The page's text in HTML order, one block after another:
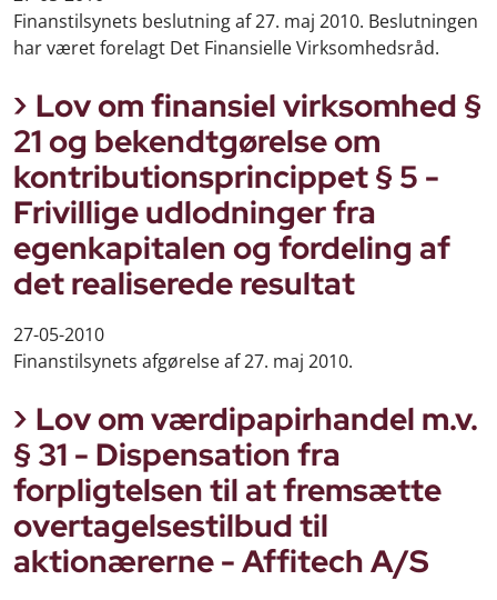
Finanstilsynets beslutning af 27. maj 2010. Beslutningen
har været forelagt Det Finansielle Virksomhedsråd.
Lov om finansiel virksomhed §
21 og bekendtgørelse om
kontributionsprincippet § 5 -
Frivillige udlodninger fra
egenkapitalen og fordeling af
det realiserede resultat
27-05-2010
Finanstilsynets afgørelse af 27. maj 2010.
Lov om værdipapirhandel m.v.
§ 31 - Dispensation fra
forpligtelsen til at fremsætte
overtagelsestilbud til
aktionærerne - Affitech A/S